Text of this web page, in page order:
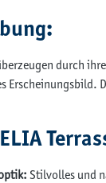
durch ihre
Erscheinungsbild.
Stilvolles und